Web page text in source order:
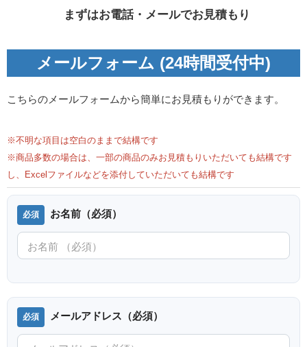
まずはお電話・メールでお見積もり
メールフォーム (24時間受付中)
こちらのメールフォームから簡単にお見積もりができます。
※不明な項目は空白のままで結構です
※商品多数の場合は、一部の商品のみお見積もりいただいても結構です
し、Excelファイルなどを添付していただいても結構です
お名前（必須）
メールアドレス（必須）